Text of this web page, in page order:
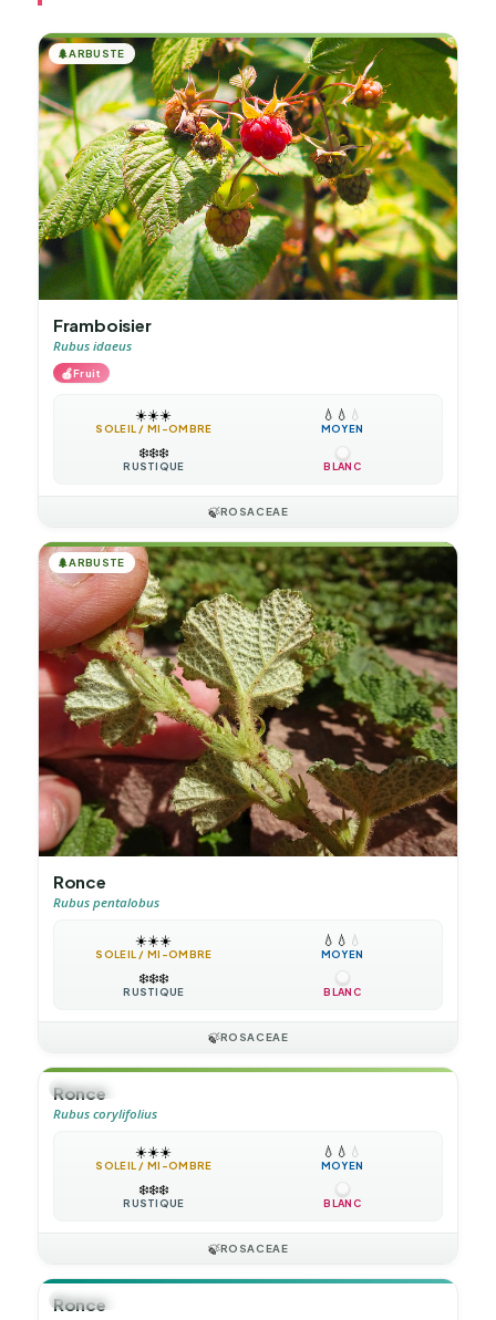
🌲ARBUSTE
Framboisier
Rubus idaeus
🍎Fruit
☀️☀️☀️
SOLEIL / MI-OMBRE
💧 💧 💧
MOYEN
❄️❄️❄️
RUSTIQUE BLANC
🍃ROSACEAE
🌲ARBUSTE
Ronce
Rubus pentalobus
☀️☀️☀️
SOLEIL / MI-OMBRE
💧 💧 💧
MOYEN
❄️❄️❄️
RUSTIQUE BLANC
🍃ROSACEAE
🌲ARBUSTE
Ronce
Rubus corylifolius
☀️☀️☀️
SOLEIL / MI-OMBRE
💧 💧 💧
MOYEN
❄️❄️❄️
RUSTIQUE BLANC
🍃ROSACEAE
🪴VIVACE
Ronce